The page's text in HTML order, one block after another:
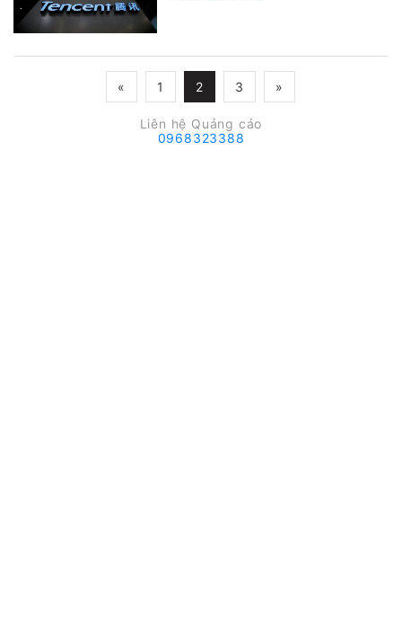
« 1 2 3 »
Liên hệ Quảng cáo
0968323388